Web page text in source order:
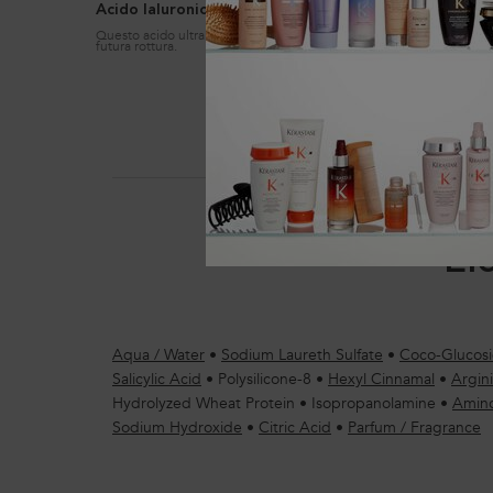
Acido Ialuronico
Questo acido ultra concentrato rimpolpa i capelli, prevenendone la
futura rottura.
Aqua / Water • Sodium Laureth Sulfate • Coco-
Salicylic Acid • Polysilicone-8 • Hexyl Cinnamal •
Hydrolyzed Wheat Protein • Isopropanolamine •
Sodium Hydroxide • Citric Acid • Parfum / Fragrance